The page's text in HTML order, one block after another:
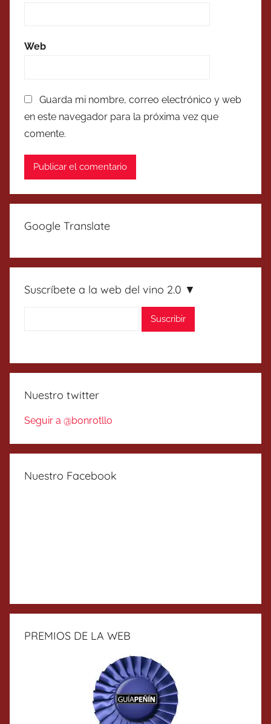
Web
Guarda mi nombre, correo electrónico y web
en este navegador para la próxima vez que
comente.
Google Translate
Suscríbete a la web del vino 2.0 ▼
Nuestro twitter
Seguir a @bonrotllo
Nuestro Facebook
PREMIOS DE LA WEB